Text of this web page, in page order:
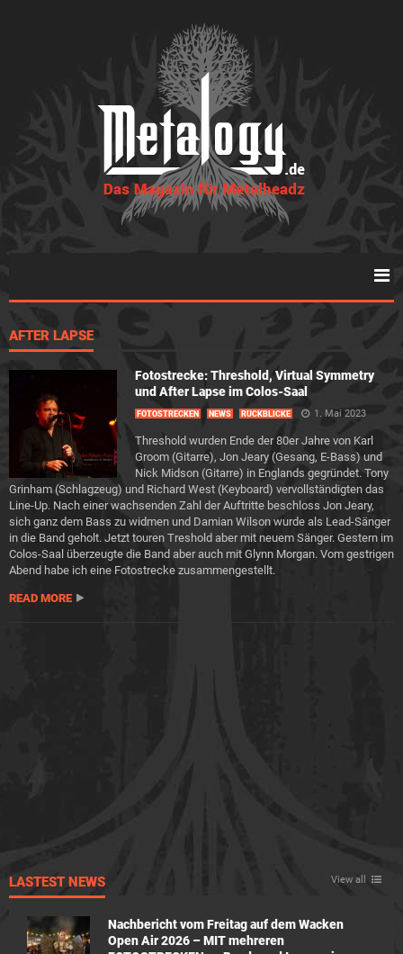
AFTER LAPSE
Fotostrecke: Threshold, Virtual Symmetry
und After Lapse im Colos-Saal
FOTOSTRECKEN NEWS RÜCKBLICKE 1. Mai 2023
Threshold wurden Ende der 80er Jahre von Karl
Groom (Gitarre), Jon Jeary (Gesang, E-Bass) und
Nick Midson (Gitarre) in Englands gegründet. Tony
Grinham (Schlagzeug) und Richard West (Keyboard) vervollständigten das
Line-Up. Nach einer wachsenden Zahl der Auftritte beschloss Jon Jeary,
sich ganz dem Bass zu widmen und Damian Wilson wurde als Lead-Sänger
in die Band geholt. Jetzt touren Treshold aber mit neuem Sänger. Gestern im
Colos-Saal überzeugte die Band aber auch mit Glynn Morgan. Vom gestrigen
Abend habe ich eine Fotostrecke zusammengestellt.
READ MORE
LASTEST NEWS View all
Nachbericht vom Freitag auf dem Wacken
Open Air 2026 – MIT mehreren